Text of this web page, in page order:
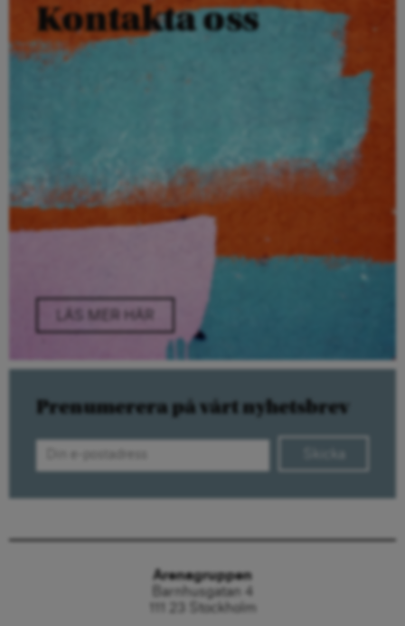
Kontakta oss
LÄS MER HÄR
Prenumerera på vårt nyhetsbrev
Arenagruppen
Barnhusgatan 4
111 23 Stockholm